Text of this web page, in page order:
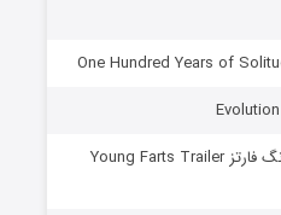
دانلود مستند قطعات تریلر یانگ فارتز Young Farts Trailer